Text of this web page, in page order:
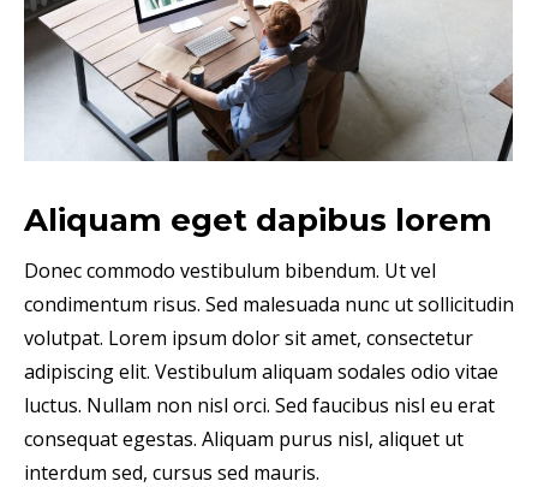
Aliquam eget dapibus lorem
Donec commodo vestibulum bibendum. Ut vel
condimentum risus. Sed malesuada nunc ut sollicitudin
volutpat. Lorem ipsum dolor sit amet, consectetur
adipiscing elit. Vestibulum aliquam sodales odio vitae
luctus. Nullam non nisl orci. Sed faucibus nisl eu erat
consequat egestas. Aliquam purus nisl, aliquet ut
interdum sed, cursus sed mauris.